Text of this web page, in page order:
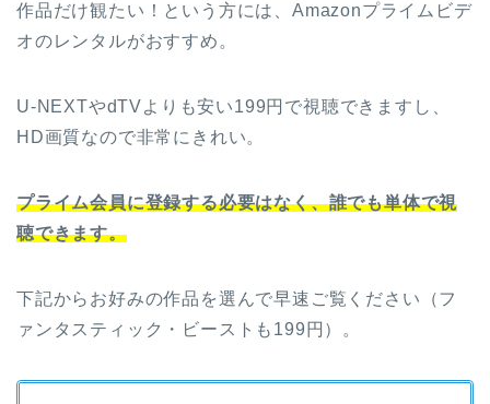
作品だけ観たい！という方には、Amazonプライムビデ
オのレンタルがおすすめ。
U-NEXTやdTVよりも安い199円で視聴できますし、
HD画質なので非常にきれい。
プライム会員に登録する必要はなく、誰でも単体で視
聴できます。
下記からお好みの作品を選んで早速ご覧ください（フ
ァンタスティック・ビーストも199円）。